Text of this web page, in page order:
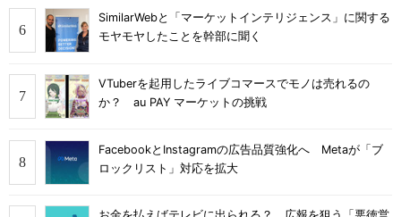
SimilarWebと「マーケットインテリジェンス」に関する
モヤモヤしたことを幹部に聞く
VTuberを起用したライブコマースでモノは売れるの
か？ au PAY マーケットの挑戦
FacebookとInstagramの広告品質強化へ Metaが「ブ
ロックリスト」対応を拡大